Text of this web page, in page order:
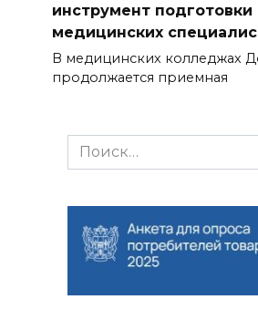
инструмент подготовки
медицинских
В медицинских колледжах
продолжается приемная
Search
for: